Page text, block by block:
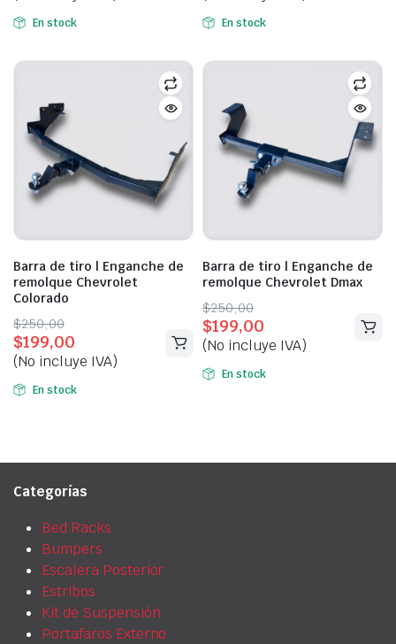
$250,00.
$199,00.
En stock
$250,00.
$199,00.
En stock
Barra de tiro | Enganche de
remolque Chevrolet
Colorado
$250,00
Original
price
was:
$250,00.
$199,00
Current
price
is:
$199,00.
(No incluye IVA)
En stock
Barra de tiro | Enganche de
remolque Chevrolet Dmax
$250,00
Original
price
was:
$250,00.
$199,00
Current
price
is:
$199,00.
(No incluye IVA)
En stock
Categorías
Bed Racks
Bumpers
Escalera Posterior
Estribos
Kit de Suspensión
Portafaros Externo